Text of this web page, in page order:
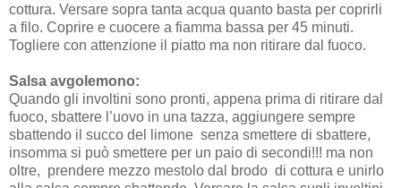
cottura. Versare sopra tanta acqua quanto basta per coprirli
a filo. Coprire e cuocere a fiamma bassa per 45 minuti.
Togliere con attenzione il piatto ma non ritirare dal fuoco.
Salsa avgolemono:
Quando gli involtini sono pronti, appena prima di ritirare dal
fuoco, sbattere l’uovo in una tazza, aggiungere sempre
sbattendo il succo del limone senza smettere di sbattere,
insomma si può smettere per un paio di secondi!!! ma non
oltre, prendere mezzo mestolo dal brodo di cottura e unirlo